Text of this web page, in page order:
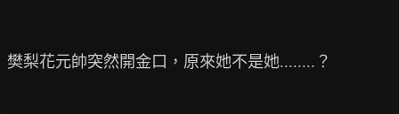
樊梨花元帥突然開金口，原來她不是她........？